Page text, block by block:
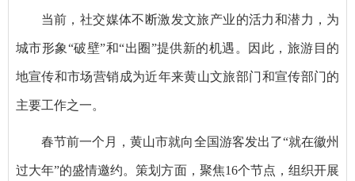
当前，社交媒体不断激发文旅产业的活力和潜力，为
城市形象“破壁”和“出圈”提供新的机遇。因此，旅游目的
地宣传和市场营销成为近年来黄山文旅部门和宣传部门的
主要工作之一。
春节前一个月，黄山市就向全国游客发出了“就在徽州
过大年”的盛情邀约。策划方面，聚焦16个节点，组织开展